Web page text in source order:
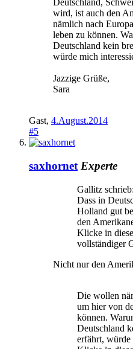
Deutschland,
wird, ist auch den
nämlich nach
leben zu können.
Deutschland kein
würde mich
Jazzige Grüße,
Sara
Gast, 4.August.2014
#5
saxhornet Experte
Gallitz schrieb:
Dass in
Holland gut
den
Klicke in
vollständiger
Nicht nur den
Die wollen
um hier von
können.
Deutschland
erfährt, würde